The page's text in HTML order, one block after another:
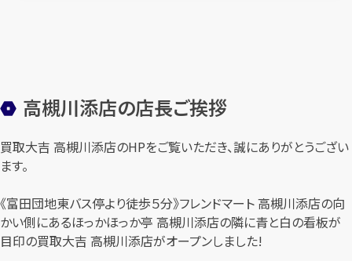
高槻川添店の店長ご挨拶
買取大吉 高槻川添店のHPをご覧いただき、誠にありがとうござい
ます。
《富田団地東バス停より徒歩５分》フレンドマート 高槻川添店の向
かい側にあるほっかほっか亭 高槻川添店の隣に青と白の看板が
目印の買取大吉 高槻川添店がオープンしました!